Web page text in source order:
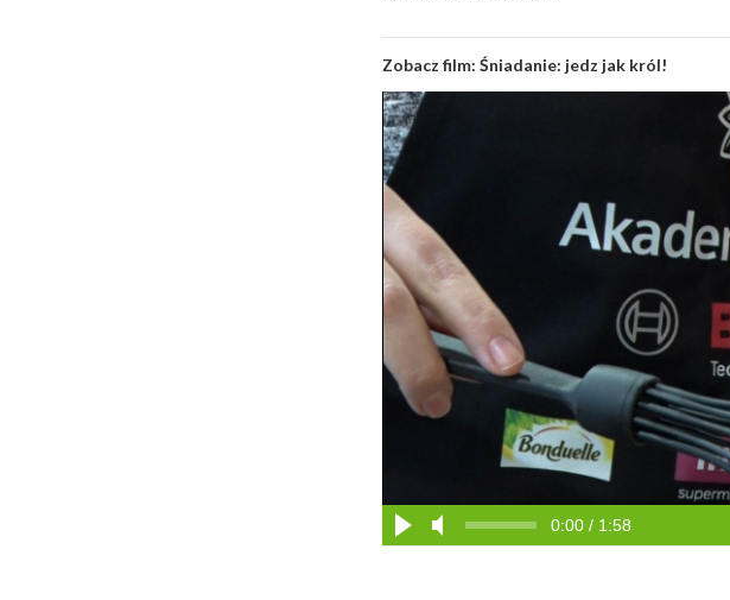
Zobacz film: Śniadanie: jedz jak król!
0:00 / 1:58